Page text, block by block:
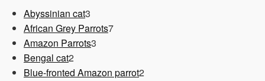
Abyssinian cat3
Produkte
African Grey Parrots77
Amazon Parrots3
Bengal cat22
Produkte
Blue-fronted Amazon parrot22